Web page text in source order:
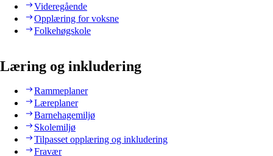
Videregående
Opplæring for voksne
Folkehøgskole
Læring og inkludering
Rammeplaner
Læreplaner
Barnehagemiljø
Skolemiljø
Tilpasset opplæring og inkludering
Fravær